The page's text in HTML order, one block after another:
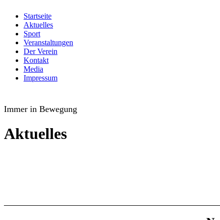
Startseite
Aktuelles
Sport
Veranstaltungen
Der Verein
Kontakt
Media
Impressum
Immer in Bewegung
Aktuelles